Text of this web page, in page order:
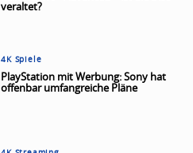
veraltet?
4K Spiele
PlayStation mit Werbung: Sony hat
offenbar umfangreiche Pläne